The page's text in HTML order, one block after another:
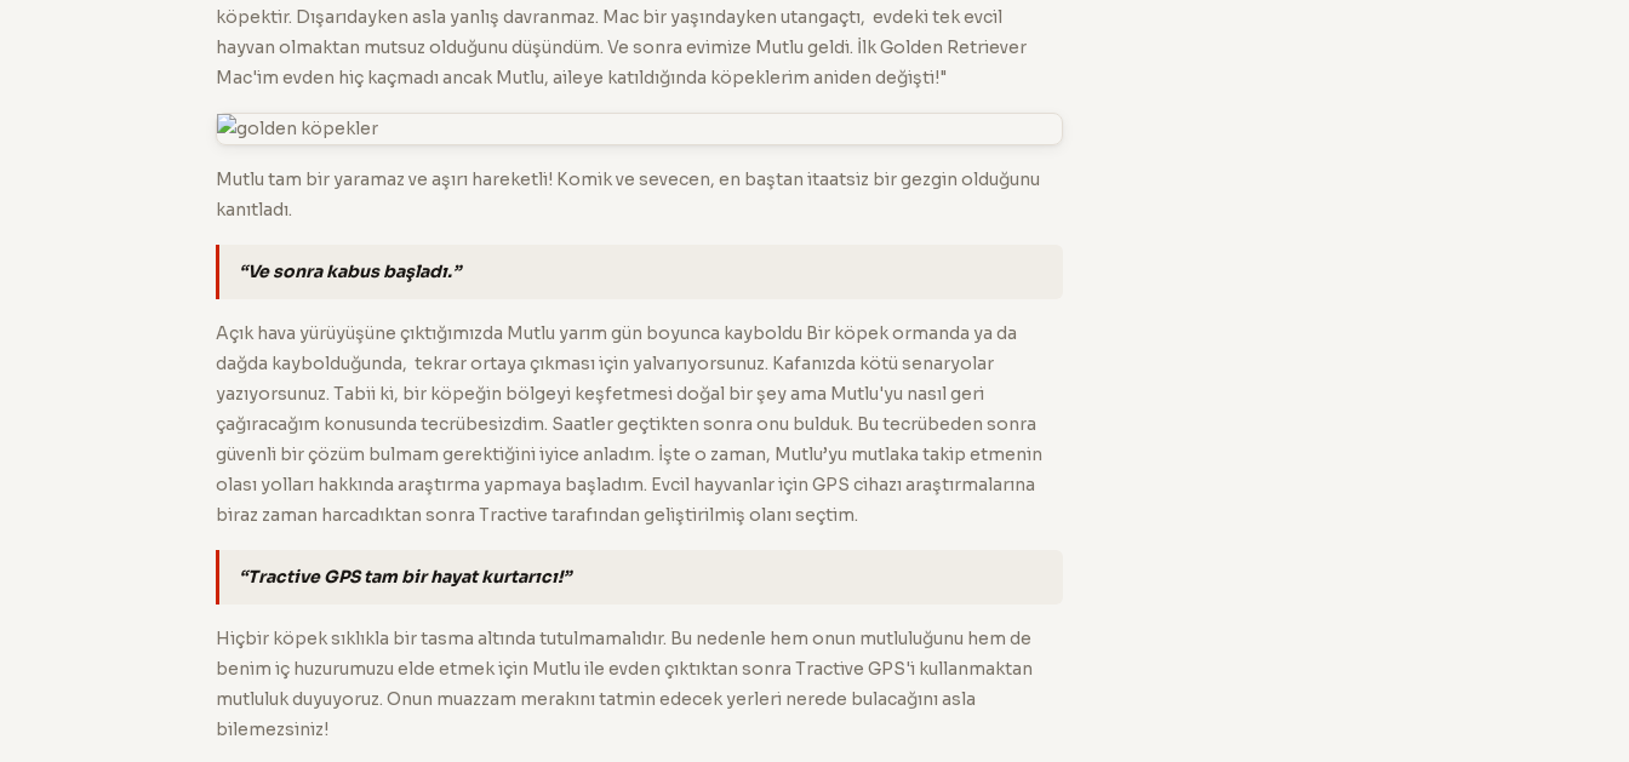
köpektir. Dışarıdayken asla yanlış davranmaz. Mac bir yaşındayken utangaçtı, evdeki tek evcil
hayvan olmaktan mutsuz olduğunu düşündüm. Ve sonra evimize Mutlu geldi. İlk Golden Retriever
Mac'im evden hiç kaçmadı ancak Mutlu, aileye katıldığında köpeklerim aniden değişti!"
Mutlu tam bir yaramaz ve aşırı hareketli! Komik ve sevecen, en baştan itaatsiz bir gezgin olduğunu
kanıtladı.
“Ve sonra kabus başladı.”
Açık hava yürüyüşüne çıktığımızda Mutlu yarım gün boyunca kayboldu Bir köpek ormanda ya da
dağda kaybolduğunda, tekrar ortaya çıkması için yalvarıyorsunuz. Kafanızda kötü senaryolar
yazıyorsunuz. Tabii ki, bir köpeğin bölgeyi keşfetmesi doğal bir şey ama Mutlu'yu nasıl geri
çağıracağım konusunda tecrübesizdim. Saatler geçtikten sonra onu bulduk. Bu tecrübeden sonra
güvenli bir çözüm bulmam gerektiğini iyice anladım. İşte o zaman, Mutlu’yu mutlaka takip etmenin
olası yolları hakkında araştırma yapmaya başladım. Evcil hayvanlar için GPS cihazı araştırmalarına
biraz zaman harcadıktan sonra Tractive tarafından geliştirilmiş olanı seçtim.
“Tractive GPS tam bir hayat kurtarıcı!”
Hiçbir köpek sıklıkla bir tasma altında tutulmamalıdır. Bu nedenle hem onun mutluluğunu hem de
benim iç huzurumuzu elde etmek için Mutlu ile evden çıktıktan sonra Tractive GPS'i kullanmaktan
mutluluk duyuyoruz. Onun muazzam merakını tatmin edecek yerleri nerede bulacağını asla
bilemezsiniz!